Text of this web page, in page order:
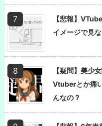
【悲報】
イメージで見
【疑問】美少
Vtuberとか痛
んなの？